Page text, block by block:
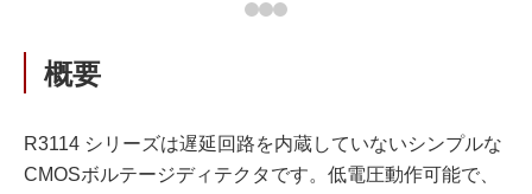
概要
R3114 シリーズは遅延回路を内蔵していないシンプルな
CMOSボルテージディテクタです。低電圧動作可能で、